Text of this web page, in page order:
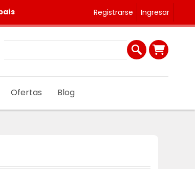
Registrarse Ingresar
Ofertas Blog